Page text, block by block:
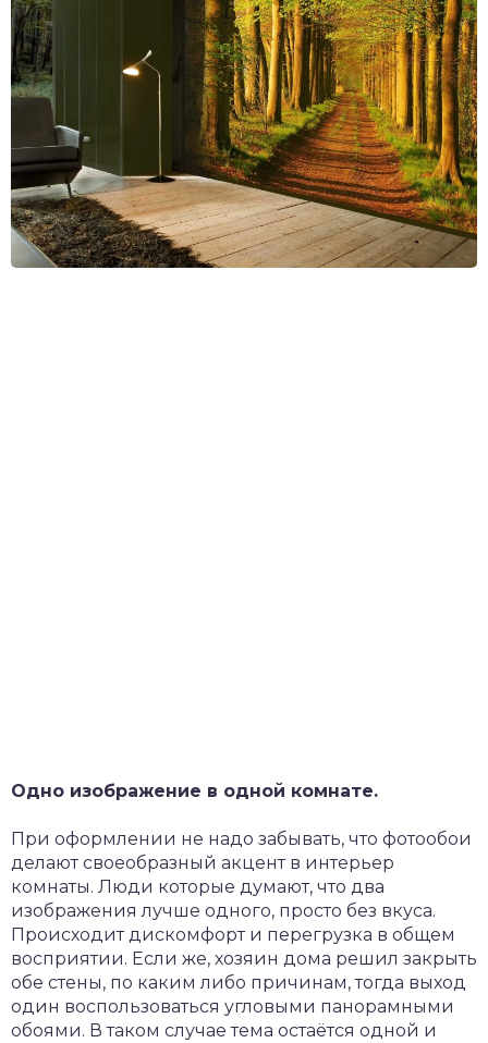
Одно изображение в одной комнате.
При оформлении не надо забывать, что фотообои
делают своеобразный акцент в интерьер
комнаты. Люди которые думают, что два
изображения лучше одного, просто без вкуса.
Происходит дискомфорт и перегрузка в общем
восприятии. Если же, хозяин дома решил закрыть
обе стены, по каким либо причинам, тогда выход
один воспользоваться угловыми панорамными
обоями. В таком случае тема остаётся одной и